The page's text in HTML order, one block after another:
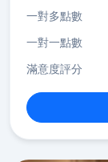
一對多點數
一對一點數
滿意度評分